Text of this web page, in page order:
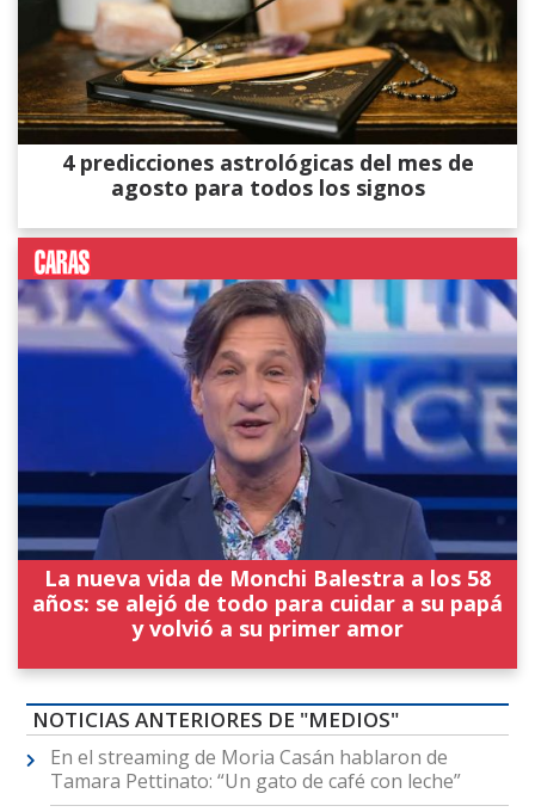
4 predicciones astrológicas del mes de
agosto para todos los signos
La nueva vida de Monchi Balestra a los 58
años: se alejó de todo para cuidar a su papá
y volvió a su primer amor
NOTICIAS ANTERIORES DE "MEDIOS"
En el streaming de Moria Casán hablaron de
Tamara Pettinato: “Un gato de café con leche”